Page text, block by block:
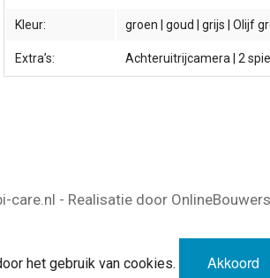
Kleur: groen | goud | grijs | Olijf
Extra’s: Achteruitrijcamera | 2
care.nl - Realisatie door OnlineBouwers
het gebruik van cookies. Akkoord